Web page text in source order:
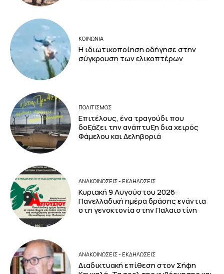
ΚΟΙΝΩΝΙΑ
Η ιδιωτικοποίηση οδήγησε στην
σύγκρουση των ελικοπτέρων
ΠΟΛΙΤΙΣΜΟΣ
Επιτέλους, ένα τραγούδι που
δοξάζει την ανάπτυξη δια χειρός
Φάμελου και Δεληβοριά
ΑΝΑΚΟΙΝΩΣΕΙΣ - ΕΚΔΗΛΩΣΕΙΣ
Κυριακή 9 Αυγούστου 2026:
Πανελλαδική ημέρα δράσης ενάντια
στη γενοκτονία στην Παλαιστίνη
ΑΝΑΚΟΙΝΩΣΕΙΣ - ΕΚΔΗΛΩΣΕΙΣ
Διαδικτυακή επίθεση στον Σήφη